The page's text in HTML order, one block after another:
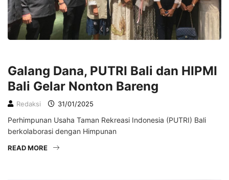
Galang Dana, PUTRI Bali dan HIPMI
Bali Gelar Nonton Bareng
Redaksi 31/01/2025
Perhimpunan Usaha Taman Rekreasi Indonesia (PUTRI) Bali
berkolaborasi dengan Himpunan
READ MORE